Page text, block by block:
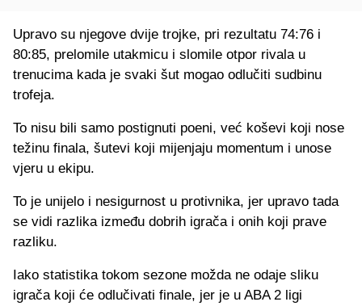
Upravo su njegove dvije trojke, pri rezultatu 74:76 i
80:85, prelomile utakmicu i slomile otpor rivala u
trenucima kada je svaki šut mogao odlučiti sudbinu
trofeja.
To nisu bili samo postignuti poeni, već koševi koji nose
težinu finala, šutevi koji mijenjaju momentum i unose
vjeru u ekipu.
To je unijelo i nesigurnost u protivnika, jer upravo tada
se vidi razlika između dobrih igrača i onih koji prave
razliku.
Iako statistika tokom sezone možda ne odaje sliku
igrača koji će odlučivati finale, jer je u ABA 2 ligi